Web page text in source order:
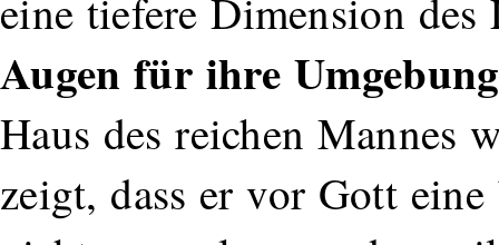
eine tiefere Dimension des
Augen für ihre
Haus des reichen Mannes
zeigt, dass er vor Gott